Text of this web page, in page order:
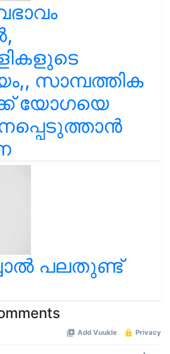
സാമ്പത്തിക
യോഗയെ
പലതുണ്ട്